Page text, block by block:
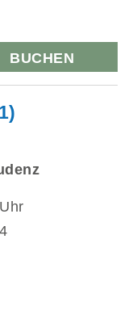
BUCHEN